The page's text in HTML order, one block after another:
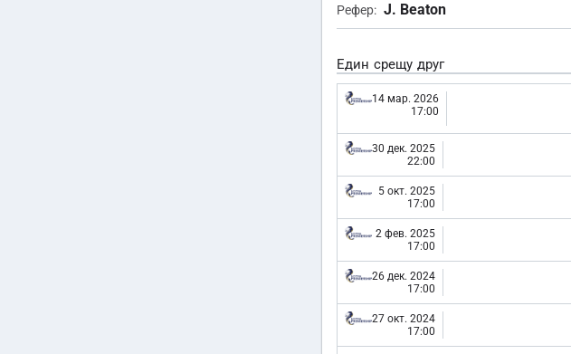
Рефер: J. Beaton
Един срещу друг
14 мар. 2026
17:00
30 дек. 2025
22:00
5 окт. 2025
17:00
2 фев. 2025
17:00
26 дек. 2024
17:00
27 окт. 2024
17:00